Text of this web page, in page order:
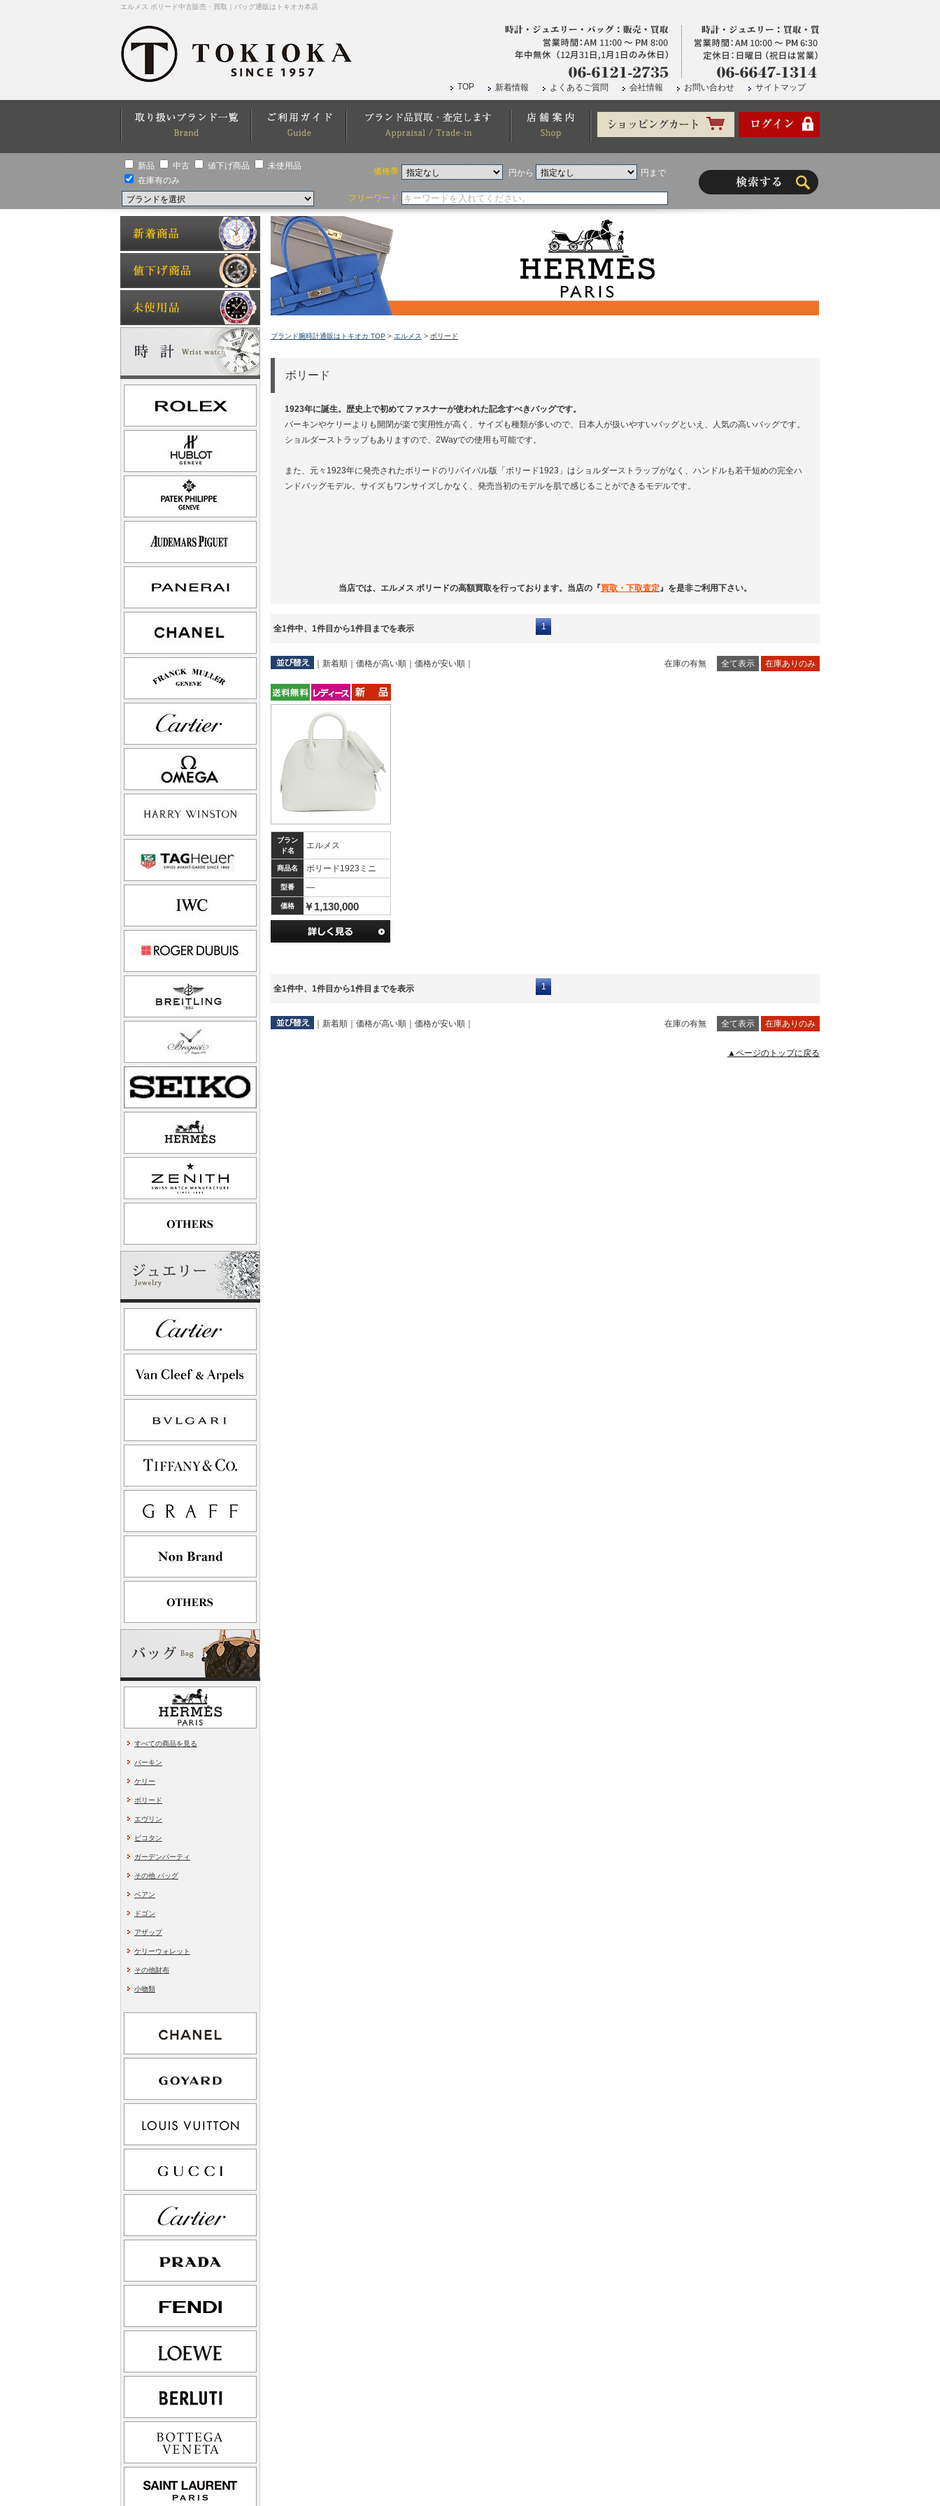
エルメス ボリード中古販売・買取｜バッグ通販はトキオカ本店
TOP 新着情報 よくあるご質問 会社情報 お問い合わせ サイトマップ
新品 中古 値下げ商品
未使用品
在庫有のみ
価格帯 円から 円まで
フリーワード
すべての商品を見る
バーキン
ケリー
ボリード
エヴリン
ピコタン
ガーデンパーティ
その他 バッグ
ベアン
ドゴン
アザップ
ケリーウォレット
その他財布
小物類
ブランド腕時計通販はトキオカ TOP > エルメス > ボリード
ボリード
1923年に誕生。歴史上で初めてファスナーが使われた記念すべきバッグです。
バーキンやケリーよりも開閉が楽で実用性が高く、サイズも種類が多いので、日本人が扱いやすいバッグといえ、人気の高いバッグです。
ショルダーストラップもありますので、2Wayでの使用も可能です。
また、元々1923年に発売されたボリードのリバイバル版「ボリード1923」はショルダーストラップがなく、ハンドルも若干短めの完全ハ
ンドバッグモデル。サイズもワンサイズしかなく、発売当初のモデルを肌で感じることができるモデルです。
当店では、エルメス ボリードの高額買取を行っております。当店の『買取・下取査定』を是非ご利用下さい。
全1件中、1件目から1件目までを表示 1
新着順 価格が高い順 価格が安い順 在庫の有無 全て表示 在庫ありのみ
ブラン
ド名
エルメス
商品名 ボリード1923ミニ
型番 ―
価格 ￥1,130,000
全1件中、1件目から1件目までを表示 1
新着順 価格が高い順 価格が安い順 在庫の有無 全て表示 在庫ありのみ
▲ページのトップに戻る